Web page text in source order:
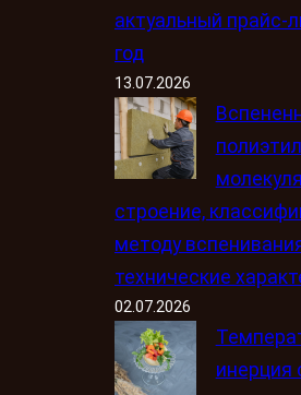
актуальный прайс-
год
13.07.2026
строение,
методу
технические
02.07.2026
инерция